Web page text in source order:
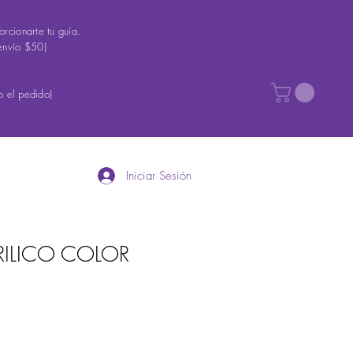
tu guía.
$50)
el pedido)
Iniciar Sesión
COLOR